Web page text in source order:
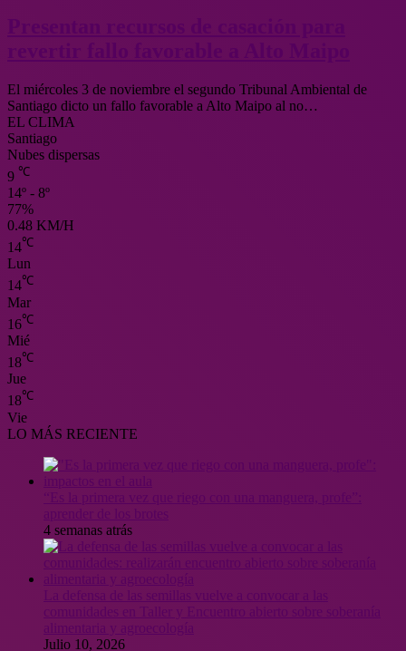
El miércoles 3 de noviembre el segundo Tribunal Ambiental de
Santiago dicto un fallo favorable a Alto Maipo al no…
EL CLIMA
Santiago
Nubes dispersas
9 ℃
14º - 8º
77%
0.48 KM/H
14℃
Lun
14℃
Mar
16℃
Mié
18℃
Jue
18℃
Vie
LO MÁS RECIENTE
4 semanas atrás
Julio 10, 2026